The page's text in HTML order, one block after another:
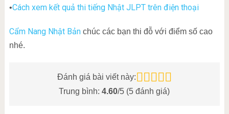
•Cách xem kết quả thi tiếng Nhật JLPT trên điện thoại
Cẩm Nang Nhật Bảnchúc các bạn thi đỗ với điểm số cao
nhé.
Đánh giá bài viết này:
Trung bình:4.60/5 (5 đánh giá)